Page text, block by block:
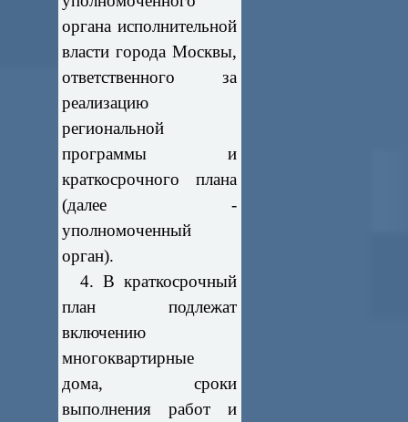
органа исполнительной
власти города Москвы,
ответственного за
реализацию
региональной
программы и
краткосрочного плана
(далее -
уполномоченный
орган).
4. В краткосрочный
план подлежат
включению
многоквартирные
дома, сроки
выполнения работ и